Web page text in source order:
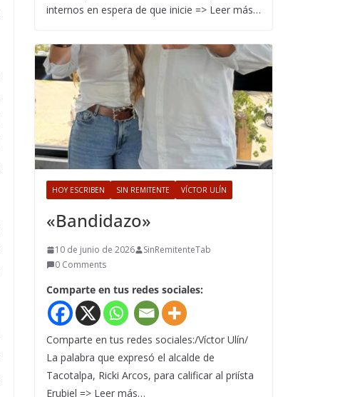
internos en espera de que inicie => Leer más…
HOY ESCRIBEN SIN REMITENTE VÍCTOR ULÍN
«Bandidazo»
10 de junio de 2026
SinRemitenteTab
0 Comments
Comparte en tus redes sociales:
Comparte en tus redes sociales:/Víctor Ulín/
La palabra que expresó el alcalde de
Tacotalpa, Ricki Arcos, para calificar al priísta
Erubiel => Leer más…